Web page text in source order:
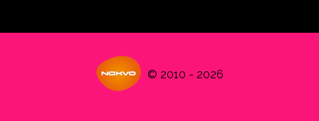
© 2010 - 2026